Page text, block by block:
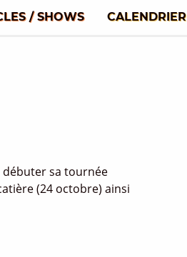
/ SHOWS CALENDRIER
débuter sa tournée
(24 octobre) ainsi